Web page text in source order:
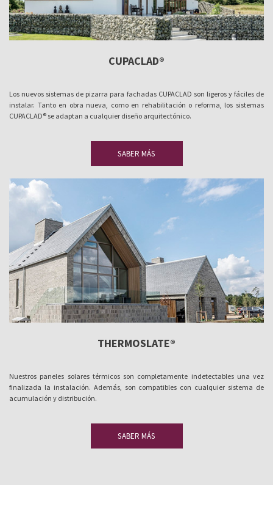
CUPACLAD®
Los nuevos sistemas de pizarra para fachadas CUPACLAD son ligeros y fáciles de
instalar. Tanto en obra nueva, como en rehabilitación o reforma, los sistemas
CUPACLAD® se adaptan a cualquier diseño arquitectónico.
SABER MÁS
THERMOSLATE®
Nuestros paneles solares térmicos son completamente indetectables una vez
finalizada la instalación. Además, son compatibles con cualquier sistema de
acumulación y distribución.
SABER MÁS